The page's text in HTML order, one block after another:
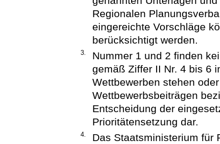
Regionalen
eingereichte Vorschläge
berücksichtigt werden.
3.
Nummer 1 und 2 finden
gemäß Ziffer II Nr. 4 bis 6
Wettbewerben stehen
Wettbewerbsbeiträgen
Entscheidung der
Prioritätensetzung dar.
4.
Das Staatsministerium für